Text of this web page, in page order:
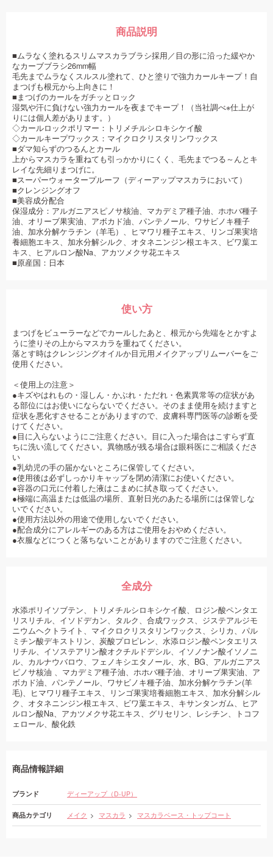
商品説明
■ムラなく塗れるスリムマスカラブラシ採用／目の形に沿った緩やか
なカーブブラシ26mm幅
毛先までムラなくスルスル塗れて、ひと塗りで強力カールキープ！自
まつげも根元から上向きに！
■まつげのカールをガチッとロック
湿気や汗に負けない強力カールを夜までキープ！（当社調べ※仕上が
りには個人差があります。）
◇カールロックポリマー：トリメチルシロキシケイ酸
◇カールキープワックス：マイクロクリスタリンワックス
■ダマ知らずのつるんとカール
上からマスカラを重ねても引っかかりにくく、毛先までつる～んとキ
レイな先細りまつげに。
■スーパーウォータープルーフ（ディーアップマスカラにおいて）
■クレンジングオフ
■美容成分配合
保湿成分：アルガニアスピノサ核油、マカデミア種子油、ホホバ種子
油、オリーブ果実油、アボカド油、パンテノール、ワサビノキ種子
油、加水分解ケラチン（羊毛）、ヒマワリ種子エキス、リンゴ果実培
養細胞エキス、加水分解シルク、オタネニンジン根エキス、ビワ葉エ
キス、ヒアルロン酸Na、アカツメクサ花エキス
■原産国：日本
使い方
まつげをビューラーなどでカールしたあと、根元から先端をとかすよ
うに塗りその上からマスカラを重ねてください。
落とす時はクレンジングオイルか目元用メイクアップリムーバーをご
使用ください。
＜使用上の注意＞
●キズやはれもの・湿しん・かぶれ・ただれ・色素異常等の症状があ
る部位にはお使いにならないでください。そのまま使用を続けますと
症状を悪化すさせることがありますので、皮膚科専門医等の診断を受
けてください。
●目に入らないようにご注意ください。目に入った場合はこすらず直
ちに洗い流してください。異物感が残る場合は眼科医にご相談くださ
い
●乳幼児の手の届かないところに保管してください。
●使用後は必ずしっかりキャップを閉め清潔にお使いください。
●容器の口元に付着した液はこまめに拭き取ってください。
●極端に高温または低温の場所、直射日光のあたる場所には保管しな
いでください。
●使用方法以外の用途で使用しないでください。
●配合成分にアレルギーのある方はご使用をおやめください。
●衣服などにつくと落ちないことがありますのでご注意ください。
全成分
水添ポリイソブテン、トリメチルシロキシケイ酸、ロジン酸ペンタエ
リスリチル、イソドデカン、タルク、合成ワックス、ジステアルジモ
ニウムヘクトライト、マイクロクリスタリンワックス、シリカ、パル
ミチン酸デキストリン、炭酸プロピレン、水添ロジン酸ペンタエリス
リチル、イソステアリン酸オクチルドデシル、イソノナン酸イソノニ
ル、カルナウバロウ、フェノキシエタノール、水、BG、アルガニアス
ピノサ核油 、マカデミア種子油、ホホバ種子油、オリーブ果実油、ア
ボカド油、パンテノール、ワサビノキ種子油、加水分解ケラチン(羊
毛)、ヒマワリ種子エキス、リンゴ果実培養細胞エキス、加水分解シル
ク、オタネニンジン根エキス、ビワ葉エキス、キサンタンガム、ヒア
ルロン酸Na、アカツメクサ花エキス、グリセリン、レシチン、トコフ
ェロール、酸化鉄
商品情報詳細
ブランド ディーアップ（D-UP）
商品カテゴリ メイク マスカラ マスカラベース・トップコート